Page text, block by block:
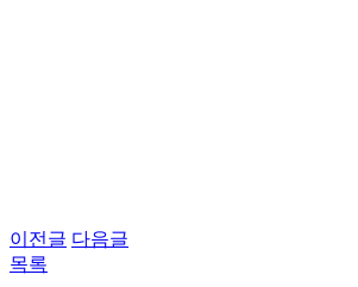
이전글 다음글
목록